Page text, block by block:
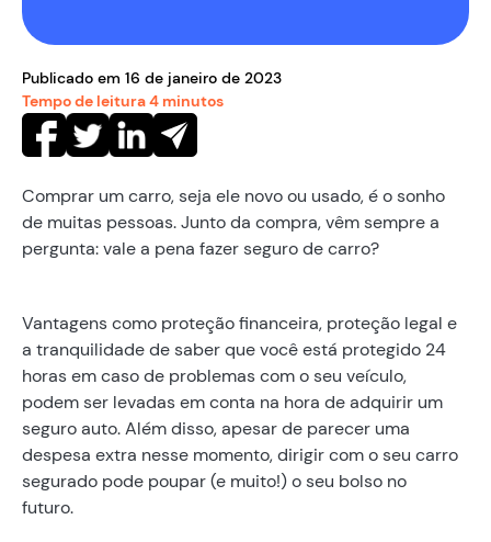
Publicado em 16 de janeiro de 2023
Tempo de leitura4 minutos
Comprar um carro, seja ele novo ou usado, é o sonho
de muitas pessoas. Junto da compra, vêm sempre a
pergunta: vale a pena fazer seguro de carro?
Vantagens como proteção financeira, proteção legal e
a tranquilidade de saber que você está protegido 24
horas em caso de problemas com o seu veículo,
podem ser levadas em conta na hora de adquirir um
seguro auto. Além disso, apesar de parecer uma
despesa extra nesse momento, dirigir com o seu carro
segurado pode poupar (e muito!) o seu bolso no
futuro.